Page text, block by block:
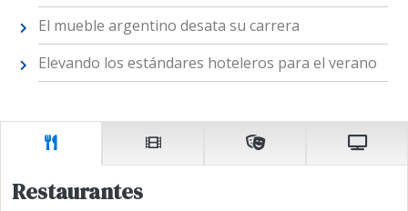
El mueble argentino desata su carrera
Elevando los estándares hoteleros para el verano
Restaurantes